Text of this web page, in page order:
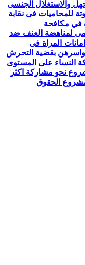
والاستغلال الجنسى
للمحاميات فى نقابة
في مكافحة
لمناهضة العنف ضد
المراة فى
واسرهن بقضية التحرش
النساء على المستوى
نحو مشاركة اكثر
الحقوق